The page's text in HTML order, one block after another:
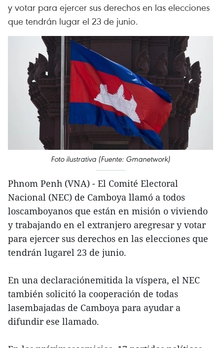
y votar para ejercer sus derechos en las elecciones
que tendrán lugar el 23 de junio.
Foto ilustrativa (Fuente: Gmanetwork)
Phnom Penh (VNA) - El Comité Electoral
Nacional (NEC) de Camboya llamó a todos
loscamboyanos que están en misión o viviendo
y trabajando en el extranjero aregresar y votar
para ejercer sus derechos en las elecciones que
tendrán lugarel 23 de junio.
En una declaraciónemitida la víspera, el NEC
también solicitó la cooperación de todas
lasembajadas de Camboya para ayudar a
difundir ese llamado.